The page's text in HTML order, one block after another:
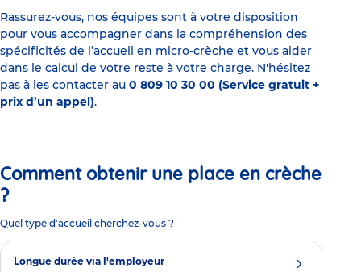
Rassurez-vous, nos équipes sont à votre disposition
pour vous accompagner dans la compréhension des
spécificités de l’accueil en micro-crèche et vous aider
dans le calcul de votre reste à votre charge. N'hésitez
pas à les contacter au 0 809 10 30 00 (Service gratuit +
prix d’un appel).
Comment obtenir une place en crèche
?
Quel type d'accueil cherchez-vous ?
Longue durée via l'employeur